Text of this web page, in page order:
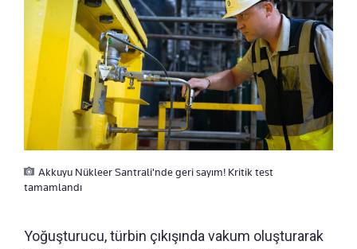
Akkuyu Nükleer Santrali'nde geri sayım! Kritik test
tamamlandı
Yoğuşturucu, türbin çıkışında vakum oluşturarak